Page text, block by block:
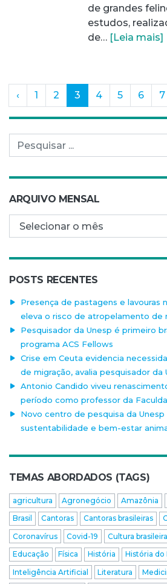
de grandes
estudos,
de… [Leia mais]
‹ 1 2 3 (current)
4 5 6 7
Pesquisar por:
ARQUIVO MENSAL
Arquivo mensal
POSTS RECENTES
Presença de pastagens e lavouras
eleva o risco de atropelamento de
Pesquisador da Unesp é primeiro
programa ACS Fellows
Crise em Ceuta evidencia
de migração, avalia pesquisador da
Antonio Candido viveu
período como professor da
Novo centro de pesquisa da Unesp
sustentabilidade e bem-estar
TEMAS ABORDADOS (TAGS)
agricultura Agronegócio Amazônia
Brasil
Cantoras Cantoras brasileiras
Coronavírus
Covid-19 Cultura brasileira
Educação
Física História
História do
Inteligência Artificial
Literatura